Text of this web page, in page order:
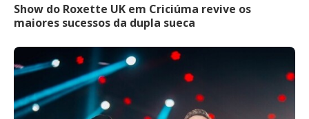
Show do Roxette UK em Criciúma revive os
maiores sucessos da dupla sueca